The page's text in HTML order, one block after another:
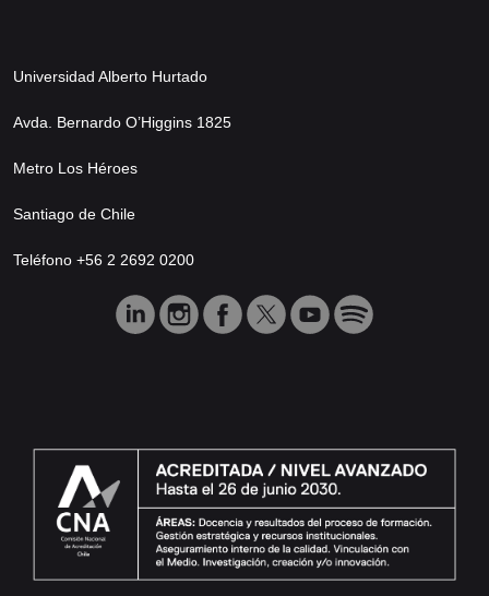
Universidad Alberto Hurtado
Avda. Bernardo O’Higgins 1825
Metro Los Héroes
Santiago de Chile
Teléfono +56 2 2692 0200